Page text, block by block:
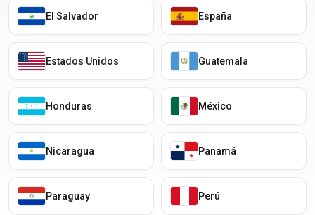
El Salvador España
Estados Unidos Guatemala
Honduras México
Nicaragua Panamá
Paraguay Perú